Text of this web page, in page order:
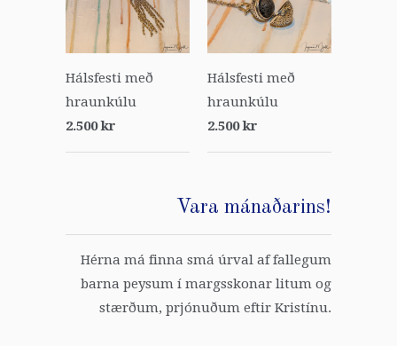
Hálsfesti með
hraunkúlu
2.500 kr
Hálsfesti með
hraunkúlu
2.500 kr
Vara mánaðarins!
Hérna má finna smá úrval af fallegum
barna peysum í margsskonar litum og
stærðum, prjónuðum eftir Kristínu.